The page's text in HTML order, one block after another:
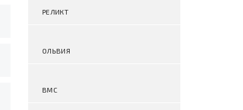
РЕЛИКТ
ОЛЬВИЯ
ВМС